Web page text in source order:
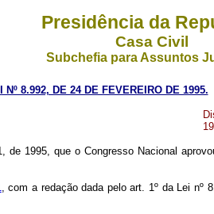
Presidência da
Casa Civil
Subchefia para Assuntos
Nº 8.992, DE 24 DE FEVEREIRO DE 1995.
de 1995, que o Congresso Nacional
, com a redação dada pelo art. 1º da Lei nº